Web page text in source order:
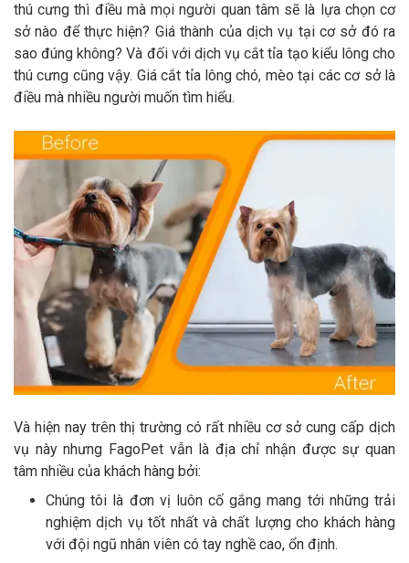
Thông tin về mèo
CHÍNH SÁCH
Chính sách bảo hành Chính sách bảo mật
Chính sách đổi trả
LIÊN HỆ
TỔNG ĐÀI TƯ VẤN
0929894774
thú cưng thì điều mà mọi người quan tâm sẽ là lựa chọn cơ
sở nào để thực hiện? Giá thành của dịch vụ tại cơ sở đó ra
sao đúng không? Và đối với dịch vụ cắt tỉa tạo kiểu lông cho
thú cưng cũng vậy. Giá cắt tỉa lông chó, mèo tại các cơ sở là
điều mà nhiều người muốn tìm hiểu.
Và hiện nay trên thị trường có rất nhiều cơ sở cung cấp dịch
vụ này nhưng FagoPet vẫn là địa chỉ nhận được sự quan
tâm nhiều của khách hàng bởi:
Chúng tôi là đơn vị luôn cố gắng mang tới những trải
nghiệm dịch vụ tốt nhất và chất lượng cho khách hàng
với đội ngũ nhân viên có tay nghề cao, ổn định.